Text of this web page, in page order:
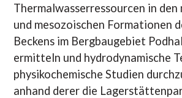
Thermalwasserressourcen in
und mesozoischen Formationen
Beckens im Bergbaugebiet
ermitteln und hydrodynamische
physikochemische Studien
anhand derer die